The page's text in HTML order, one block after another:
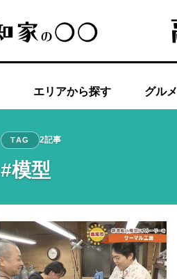
エリアから探す グルメ
TAG 2記事
#模型